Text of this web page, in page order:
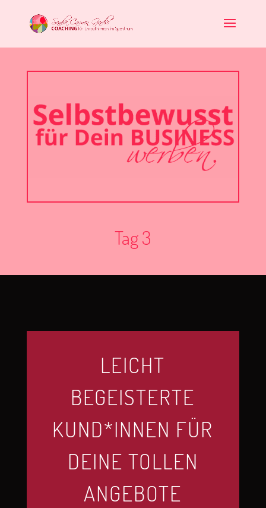
Tag 3
LEICHT
BEGEISTERTE
KUND*INNEN FÜR
DEINE TOLLEN
ANGEBOTE